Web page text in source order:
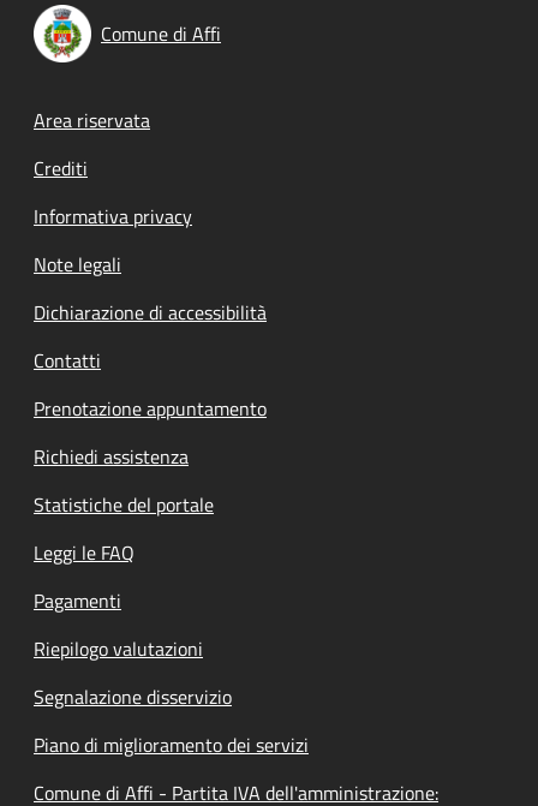
Comune di Affi
Footer menu
Area riservata
Crediti
Informativa privacy
Note legali
Dichiarazione di accessibilità
Contatti
Prenotazione appuntamento
Richiedi assistenza
Statistiche del portale
Leggi le FAQ
Pagamenti
Riepilogo valutazioni
Segnalazione disservizio
Piano di miglioramento dei servizi
Comune di Affi - Partita IVA dell'amministrazione: